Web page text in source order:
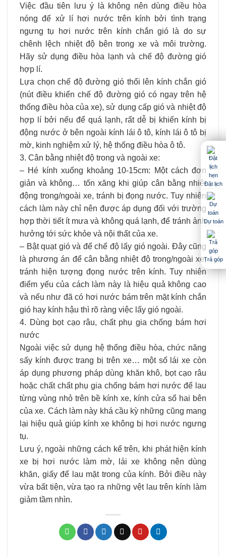
Việc đầu tiên lưu ý là không nên dùng điều hòa
nóng để xử lí hơi nước trên kính bởi tình trạng
ngưng tụ hơi nước trên kính chắn gió là do sự
chênh lệch nhiệt độ bên trong xe và môi trường.
Hãy sử dụng điều hòa lạnh và chế độ đường gió
hợp lí.
Lựa chọn chế độ đường gió thổi lên kính chắn gió
(nút điều khiển chế độ đường gió có ngay trên hệ
thống điều hòa của xe), sử dụng cấp gió và nhiệt độ
hợp lí bởi nếu để quá lạnh, rất dễ bị khiến kính bị
động nước ở bên ngoài kính lái ô tô, kính lái ô tô bị
mờ, kinh nghiệm xử lý, hệ thống điều hòa ô tô.
3. Cân bằng nhiệt độ trong và ngoài xe:
– Hé kính xuống khoảng 10-15cm: Một cách đơn
giản và không… tốn xăng khi giúp cân bằng nhiệt
động trong/ngoài xe, tránh bị đọng nước. Tuy nhiên
cách làm này chỉ nên được áp dụng đối với trường
hợp thời tiết ít mưa và không quá lạnh, để tránh ảnh
hưởng tới sức khỏe và nội thất của xe.
– Bật quạt gió và để chế độ lấy gió ngoài. Đây cũng
là phương án để cân bằng nhiệt độ trong/ngoài xe,
tránh hiện tượng đọng nước trên kính. Tuy nhiên
điểm yếu của cách làm này là hiệu quả không cao
và nếu như đã có hơi nước bám trên mặt kính chắn
gió hay kính hậu thì rõ ràng việc lấy gió ngoài.
4. Dùng bọt cạo râu, chất phụ gia chống bám hơi
nước
Ngoài việc sử dụng hệ thống điều hòa, chức năng
sấy kính được trang bị trên xe… một số lái xe còn
áp dụng phương pháp dùng khăn khô, bọt cạo râu
hoặc chất chất phụ gia chống bám hơi nước để lau
từng vùng nhỏ trên bề kính xe, kính cửa sổ hai bên
của xe. Cách làm này khá cầu kỳ những cũng mang
lại hiệu quả giúp kính xe không bị hơi nước ngưng
tụ.
Lưu ý, ngoài những cách kể trên, khi phát hiện kính
xe bị hơi nước làm mờ, lái xe không nên dùng
khăn, giấy để lau mặt trong của kính. Bởi điều này
vừa bất tiện, vừa tạo ra những vệt lau trên kính làm
giảm tầm nhìn.
Đặt lịch
Dự toán
Trả góp